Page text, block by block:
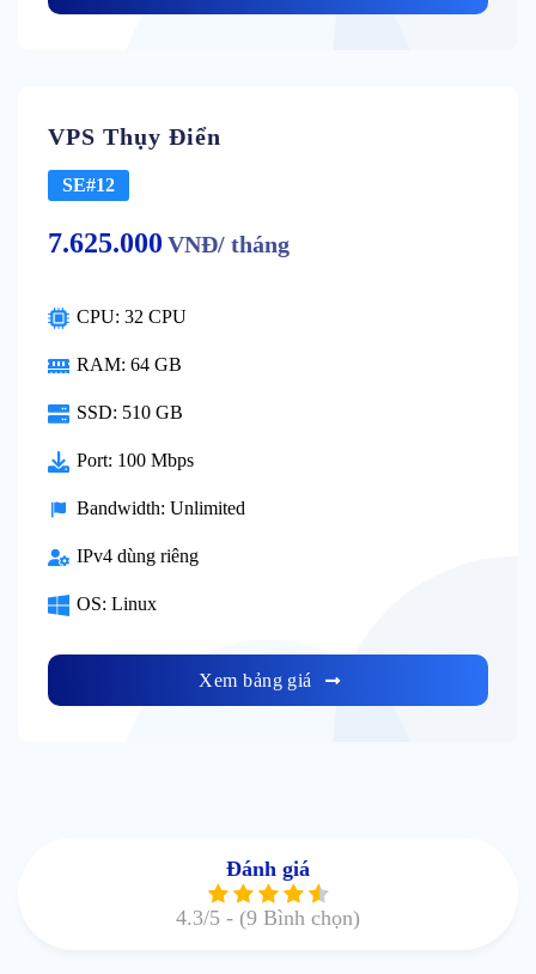
VPS Thụy Điển
SE#12
7.625.000 VNĐ/ tháng
CPU: 32 CPU
RAM: 64 GB
SSD: 510 GB
Port: 100 Mbps
Bandwidth: Unlimited
IPv4 dùng riêng
OS: Linux
Xem bảng giá
Đánh giá
4.3/5 - (9 Bình chọn)